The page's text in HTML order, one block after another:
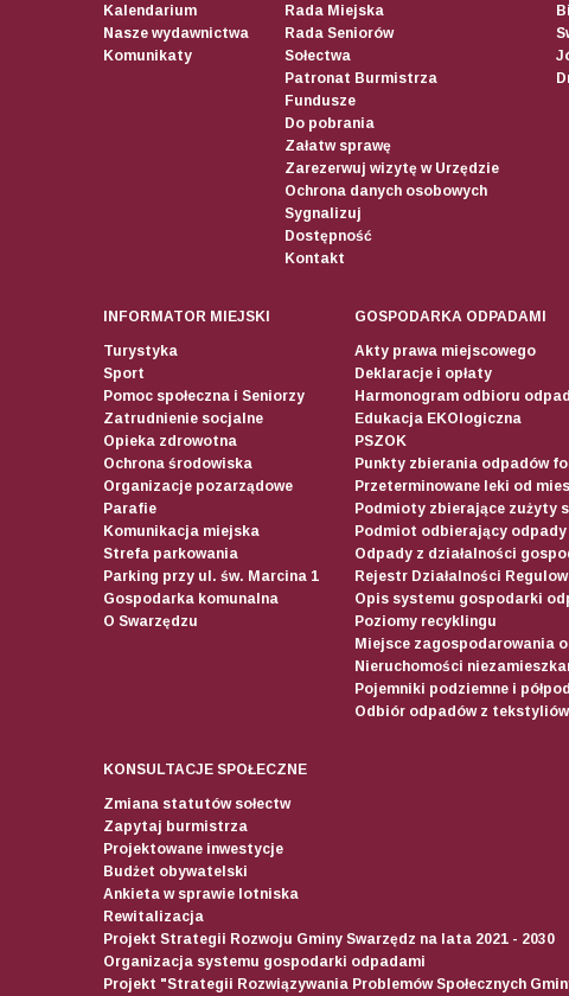
Kalendarium
Nasze wydawnictwa
Komunikaty
Rada Miejska
Rada Seniorów
Sołectwa
Patronat Burmistrza
Fundusze
Do pobrania
Załatw sprawę
Zarezerwuj wizytę w Urzędzie
Ochrona danych osobowych
Sygnalizuj
Dostępność
Kontakt
INFORMATOR MIEJSKI
Turystyka
Sport
Pomoc społeczna i Seniorzy
Zatrudnienie socjalne
Opieka zdrowotna
Ochrona środowiska
Organizacje pozarządowe
Parafie
Komunikacja miejska
Strefa parkowania
Parking przy ul. św. Marcina 1
Gospodarka komunalna
O Swarzędzu
GOSPODARKA ODPADAMI
Akty prawa miejscowego
Deklaracje i opłaty
Harmonogram odbioru
Edukacja EKOlogiczna
PSZOK
Punkty zbierania odpadów
Przeterminowane leki od
Podmioty zbierające zużyty
Podmiot odbierający odpady
Odpady z działalności
Rejestr Działalności
Opis systemu gospodarki
Poziomy recyklingu
Miejsce zagospodarowania
Nieruchomości
Pojemniki podziemne i
Odbiór odpadów z
KONSULTACJE SPOŁECZNE
Zmiana statutów sołectw
Zapytaj burmistrza
Projektowane inwestycje
Budżet obywatelski
Ankieta w sprawie lotniska
Rewitalizacja
Projekt Strategii Rozwoju Gminy Swarzędz na lata 2021 - 2030
Organizacja systemu gospodarki odpadami
Projekt "Strategii Rozwiązywania Problemów Społecznych